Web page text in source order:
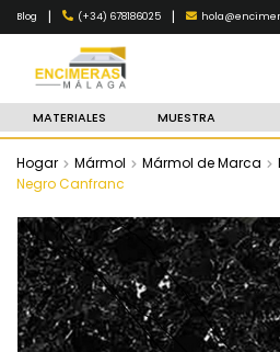
Blog | (+34) 678186025 |
MATERIALES MUESTRA
Hogar Mármol Mármol de Marca
Negro Canfranc